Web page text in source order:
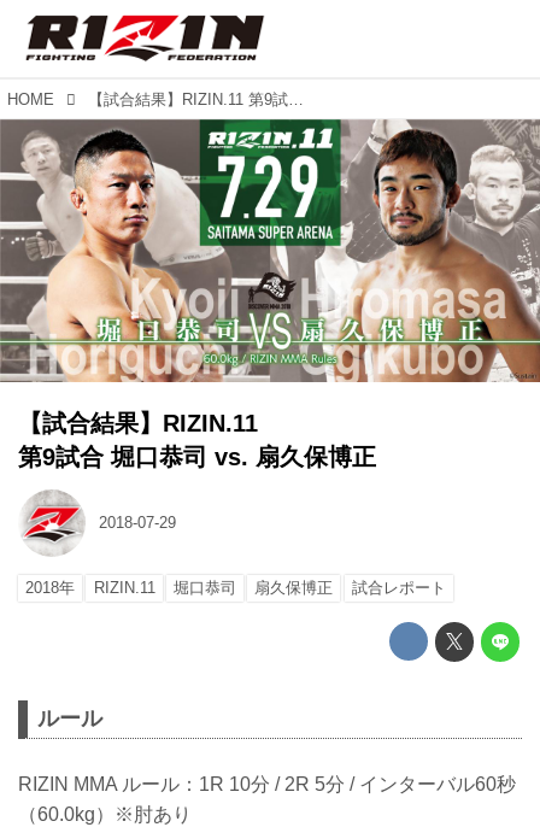
HOME 【試合結果】RIZIN.11 第9試合 堀口恭司 vs. 扇久保博正
【試合結果】RIZIN.11
第9試合 堀口恭司 vs. 扇久保博正
2018-07-29
2018年 RIZIN.11 堀口恭司 扇久保博正 試合レポート
ルール
RIZIN MMA ルール：1R 10分 / 2R 5分 / インターバル60秒
（60.0kg）※肘あり